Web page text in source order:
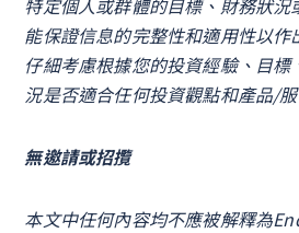
能保證信息的完整性和適用性以
仔細考慮根據您的投資經驗、目
況是否適合任何投資觀點和產品/服
無邀請或招攬
本文中任何內容均不應被解釋為